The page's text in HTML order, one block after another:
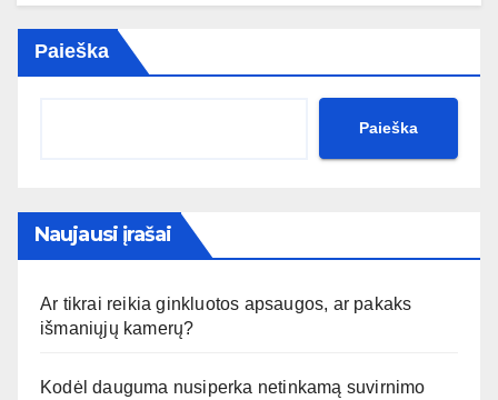
Paieška
Paieška
Naujausi įrašai
Ar tikrai reikia ginkluotos apsaugos, ar pakaks
išmaniųjų kamerų?
Kodėl dauguma nusiperka netinkamą suvirnimo